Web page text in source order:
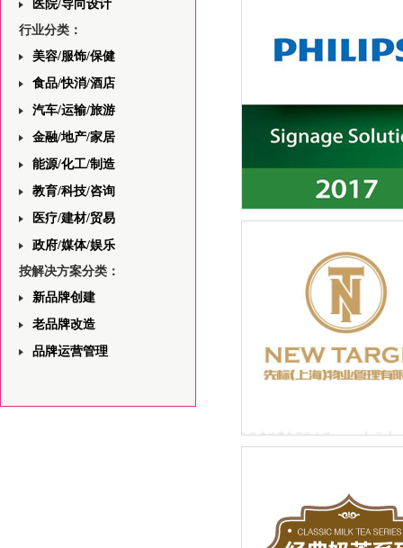
医院/导向设计
行业分类：
美容/服饰/保健
食品/快消/酒店
汽车/运输/旅游
金融/地产/家居
能源/化工/制造
教育/科技/咨询
医疗/建材/贸易
政府/媒体/娱乐
按解决方案分类：
新品牌创建
老品牌改造
品牌运营管理
飞利浦一站式安防领域解
先标（上海）物业管理有